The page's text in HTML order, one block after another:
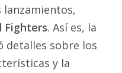
lanzamientos,
Fighters. Así es, la
detalles sobre los
y la